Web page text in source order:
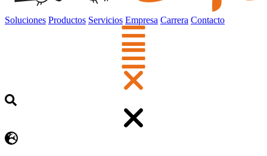
Soluciones Productos Servicios Empresa Carrera Contacto